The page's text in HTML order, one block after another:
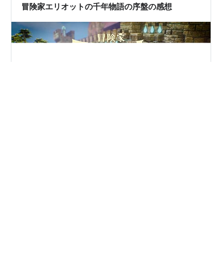
冒険家エリオットの千年物語の序盤の感想